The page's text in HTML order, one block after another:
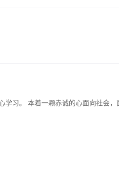
习。 本着一颗赤诚的心面向社会，